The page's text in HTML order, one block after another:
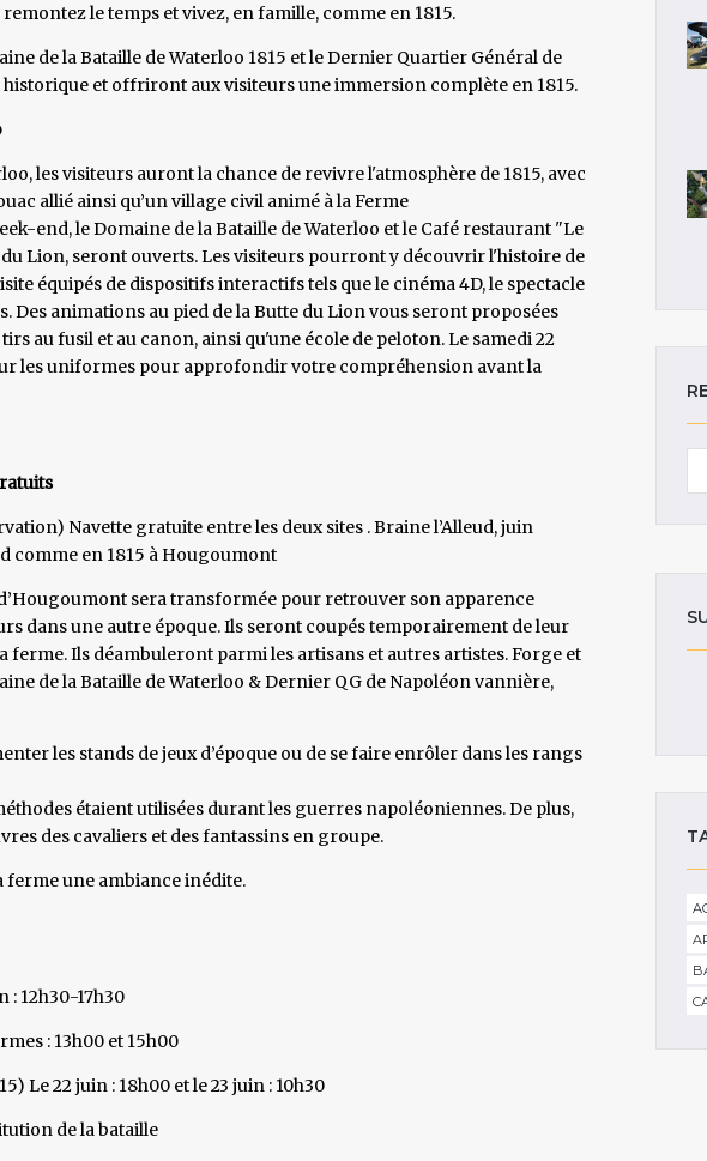
le temps et vivez, en famille, comme en 1815.
de la Bataille de Waterloo 1815 et le Dernier Quartier Général de
et offriront aux visiteurs une immersion complète en 1815.
les visiteurs auront la chance de revivre l'atmosphère de 1815, avec
allié ainsi qu’un village civil animé à la Ferme
end, le Domaine de la Bataille de Waterloo et le Café restaurant "Le
du Lion, seront ouverts. Les visiteurs pourront y découvrir l'histoire de
équipés de dispositifs interactifs tels que le cinéma 4D, le spectacle
Des animations au pied de la Butte du Lion vous seront proposées
au fusil et au canon, ainsi qu'une école de peloton. Le samedi 22
les uniformes pour approfondir votre compréhension avant la
Navette gratuite entre les deux sites . Braine l’Alleud, juin
comme en 1815 à Hougoumont
sera transformée pour retrouver son apparence
dans une autre époque. Ils seront coupés temporairement de leur
ferme. Ils déambuleront parmi les artisans et autres artistes. Forge et
de la Bataille de Waterloo & Dernier QG de Napoléon vannière,
les stands de jeux d’époque ou de se faire enrôler dans les rangs
étaient utilisées durant les guerres napoléoniennes. De plus,
des cavaliers et des fantassins en groupe.
ferme une ambiance inédite.
: 12h30-17h30
: 13h00 et 15h00
Le 22 juin : 18h00 et le 23 juin : 10h30
de la bataille